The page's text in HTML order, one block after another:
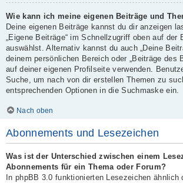
Wie kann ich meine eigenen Beiträge und
Deine eigenen Beiträge kannst du dir anzeigen
„Eigene Beiträge“ im Schnellzugriff oben auf der
auswählst. Alternativ kannst du auch „Deine
deinem persönlichen Bereich oder „Beiträge des
auf deiner eigenen Profilseite verwenden.
Suche, um nach von dir erstellen Themen zu
entsprechenden Optionen in die Suchmaske ein.
Nach oben
Abonnements und Lesezeichen
Was ist der Unterschied zwischen einem
Abonnements für ein Thema oder Forum?
In phpBB 3.0 funktionierten Lesezeichen ähnlich